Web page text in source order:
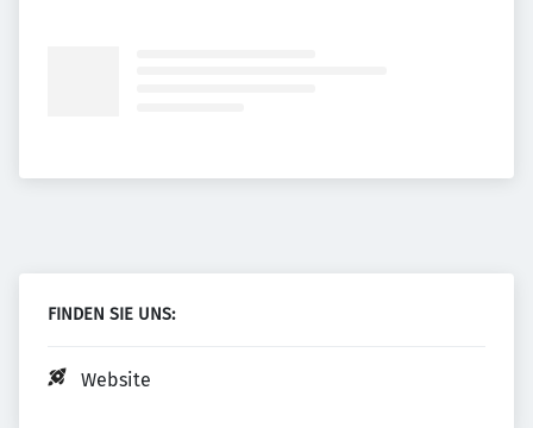
FINDEN SIE UNS:
Website